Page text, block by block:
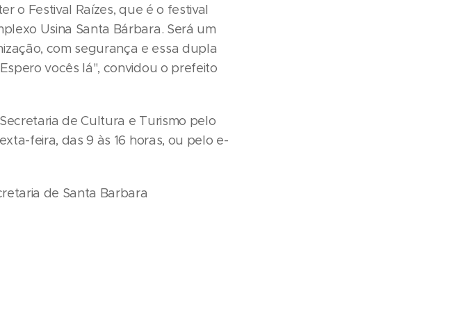
o Festival Raízes, que é o festival
Usina Santa Bárbara. Será um
com segurança e essa dupla
vocês lá", convidou o prefeito
de Cultura e Turismo pelo
feira, das 9 às 16 horas, ou pelo e-
de Santa Barbara